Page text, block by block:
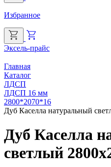
Избранное
Эксель-прайс
Главная
Каталог
ЛДСП
ЛДСП 16 мм
2800*2070*16
Дуб Каселла натуральный
Дуб Каселла
светлый